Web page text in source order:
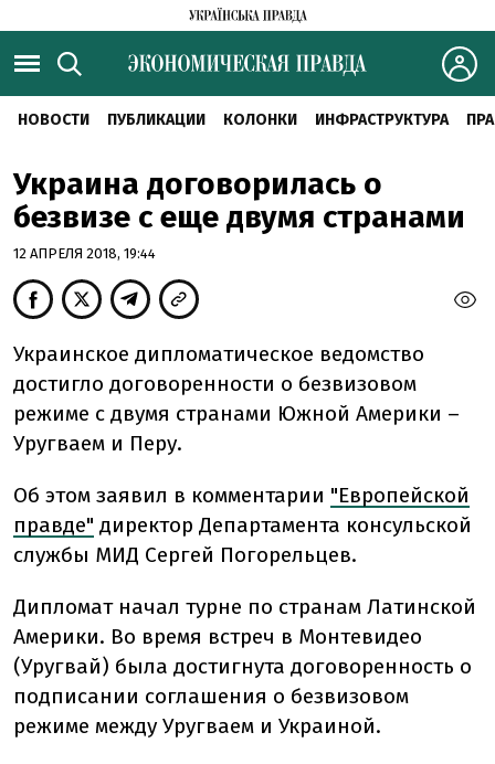
НОВОСТИ ПУБЛИКАЦИИ КОЛОНКИ ИНФРАСТРУКТУРА
Украина договорилась о
безвизе с еще двумя странами
12 АПРЕЛЯ 2018, 19:44
Украинское дипломатическое ведомство
достигло договоренности о безвизовом
режиме с двумя странами Южной Америки –
Уругваем и Перу.
Об этом заявил в комментарии "Европейской
правде" директор Департамента консульской
службы МИД Сергей Погорельцев.
Дипломат начал турне по странам Латинской
Америки. Во время встреч в Монтевидео
(Уругвай) была достигнута договоренность о
подписании соглашения о безвизовом
режиме между Уругваем и Украиной.